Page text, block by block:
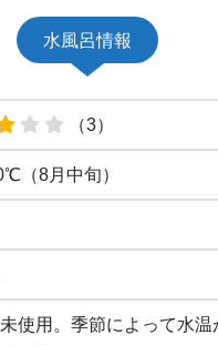
水風呂情報
（3）
（8月中旬）
使用。季節によって水温